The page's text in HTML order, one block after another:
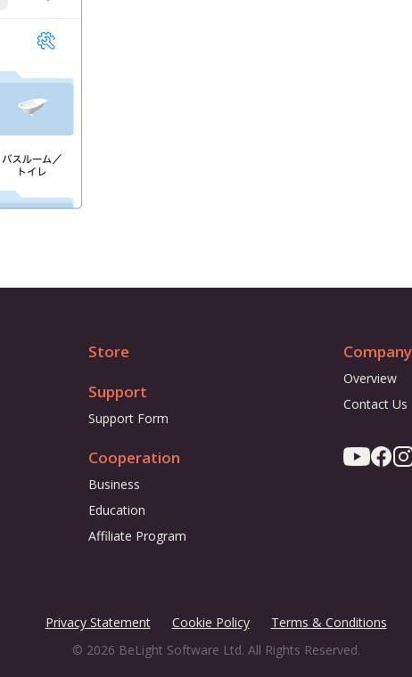
Store
Support
Support Form
Cooperation
Business
Education
Affiliate Program
Company
Overview
Contact Us
Privacy Statement Cookie Policy
Terms & Conditions
© 2026 BeLight Software Ltd. All Rights Reserved.